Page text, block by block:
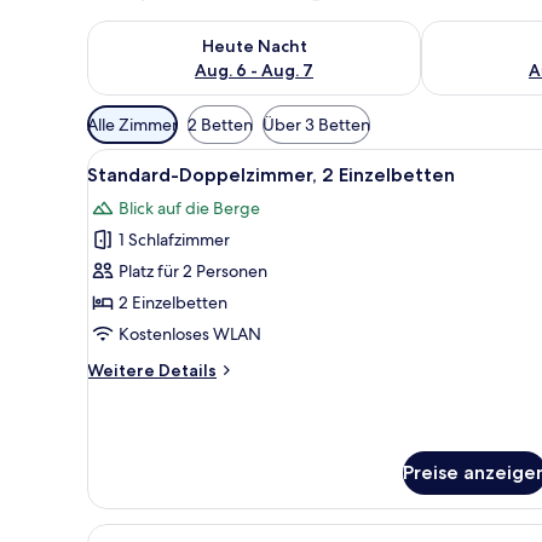
Heute Nacht
Aug. 6 - Aug. 7
Überprüfe die Verfügbarkeit für heute Nacht, Aug. 6
Überprüfe
Verfügbare
Filter
für
Alle Zimmer 2 Betten Über 3 Betten
Alle
Fotos
für
Standard-
Doppelzimmer,
2 Einzelbetten
anzeigen
Ein Schlafzimmer mit einem
9
Standard-Doppelzimmer, 2 Einzelbetten
Blick auf die Berge
1 Schlafzimmer
Platz für 2 Personen
2 Einzelbetten
Kostenloses WLAN
Weitere Details
Weitere
Preise
Alle
Familienzimmer |